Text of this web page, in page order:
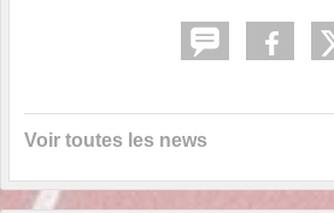
Voir toutes les news